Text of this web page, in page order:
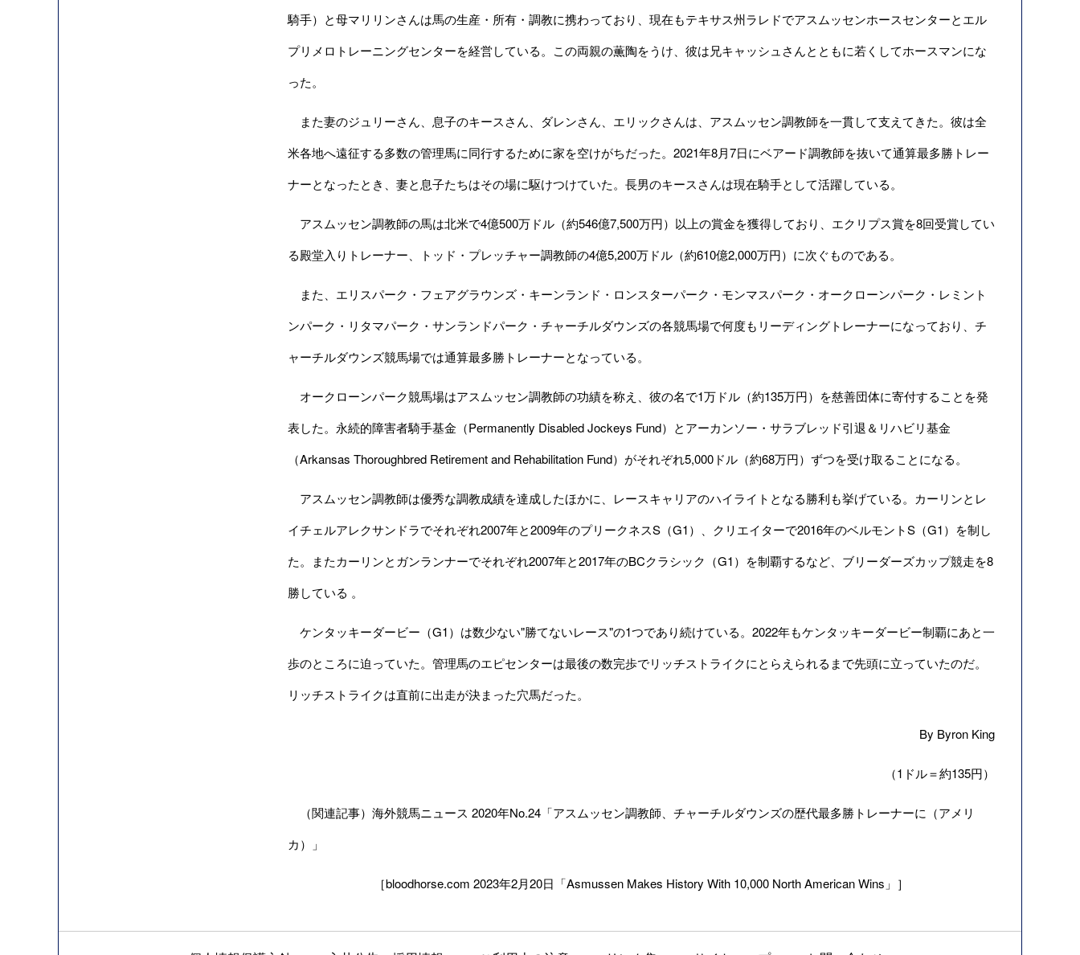
騎手）と母マリリンさんは馬の生産・所有・調教に携わっており、現在もテキサス州ラレドでアスムッセンホースセンターとエル
プリメロトレーニングセンターを経営している。この両親の薫陶をうけ、彼は兄キャッシュさんとともに若くしてホースマンにな
った。
また妻のジュリーさん、息子のキースさん、ダレンさん、エリックさんは、アスムッセン調教師を一貫して支えてきた。彼は全
米各地へ遠征する多数の管理馬に同行するために家を空けがちだった。2021年8月7日にベアード調教師を抜いて通算最多勝トレー
ナーとなったとき、妻と息子たちはその場に駆けつけていた。長男のキースさんは現在騎手として活躍している。
アスムッセン調教師の馬は北米で4億500万ドル（約546億7,500万円）以上の賞金を獲得しており、エクリプス賞を8回受賞してい
る殿堂入りトレーナー、トッド・プレッチャー調教師の4億5,200万ドル（約610億2,000万円）に次ぐものである。
また、エリスパーク・フェアグラウンズ・キーンランド・ロンスターパーク・モンマスパーク・オークローンパーク・レミント
ンパーク・リタマパーク・サンランドパーク・チャーチルダウンズの各競馬場で何度もリーディングトレーナーになっており、チ
ャーチルダウンズ競馬場では通算最多勝トレーナーとなっている。
オークローンパーク競馬場はアスムッセン調教師の功績を称え、彼の名で1万ドル（約135万円）を慈善団体に寄付することを発
表した。永続的障害者騎手基金（Permanently Disabled Jockeys Fund）とアーカンソー・サラブレッド引退＆リハビリ基金
（Arkansas Thoroughbred Retirement and Rehabilitation Fund）がそれぞれ5,000ドル（約68万円）ずつを受け取ることになる。
アスムッセン調教師は優秀な調教成績を達成したほかに、レースキャリアのハイライトとなる勝利も挙げている。カーリンとレ
イチェルアレクサンドラでそれぞれ2007年と2009年のプリークネスS（G1）、クリエイターで2016年のベルモントS（G1）を制し
た。またカーリンとガンランナーでそれぞれ2007年と2017年のBCクラシック（G1）を制覇するなど、ブリーダーズカップ競走を8
勝している 。
ケンタッキーダービー（G1）は数少ない"勝てないレース"の1つであり続けている。2022年もケンタッキーダービー制覇にあと一
歩のところに迫っていた。管理馬のエピセンターは最後の数完歩でリッチストライクにとらえられるまで先頭に立っていたのだ。
リッチストライクは直前に出走が決まった穴馬だった。
By Byron King
（1ドル＝約135円）
（関連記事）海外競馬ニュース 2020年No.24「アスムッセン調教師、チャーチルダウンズの歴代最多勝トレーナーに（アメリ
カ）
」
［bloodhorse.com 2023年2月20日「Asmussen Makes History With 10,000 North American Wins」］